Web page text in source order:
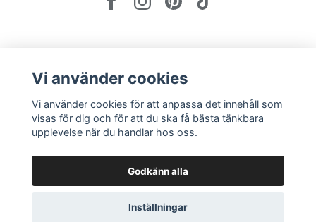
Prenumerera
Vi använder cookies
Vi använder cookies för att anpassa det innehåll som
visas för dig och för att du ska få bästa tänkbara
upplevelse när du handlar hos oss.
Godkänn alla
Inställningar